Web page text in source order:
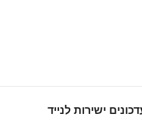
ישירות לנייד